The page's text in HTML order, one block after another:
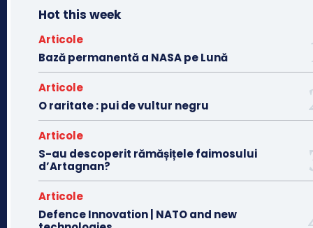
Hot this week
Articole
Bază permanentă a NASA pe Lună
Articole
O raritate : pui de vultur negru
Articole
S-au descoperit rămășițele faimosului
d’Artagnan?
Articole
Defence Innovation | NATO and new